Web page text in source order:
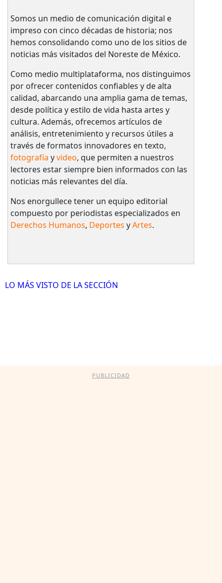
Somos un medio de comunicación digital e
impreso con cinco décadas de historia; nos
hemos consolidando como uno de los sitios de
noticias más visitados del Noreste de México.
Como medio multiplataforma, nos distinguimos
por ofrecer contenidos confiables y de alta
calidad, abarcando una amplia gama de temas,
desde política y estilo de vida hasta artes y
cultura. Además, ofrecemos artículos de
análisis, entretenimiento y recursos útiles a
través de formatos innovadores en texto,
fotografía yvideo, que permiten a nuestros
lectores estar siempre bien informados con las
noticias más relevantes del día.
Nos enorgullece tener un equipo editorial
compuesto por periodistas especializados en
Derechos Humanos, Deportes yArtes.
LO MÁS VISTO DE LA SECCIÓN
PUBLICIDAD